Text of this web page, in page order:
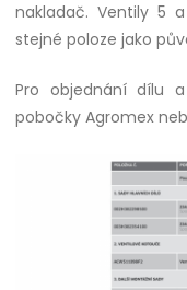
nakladač. Ventily 5
stejné poloze jako
Pro objednání dílu
pobočky Agromex